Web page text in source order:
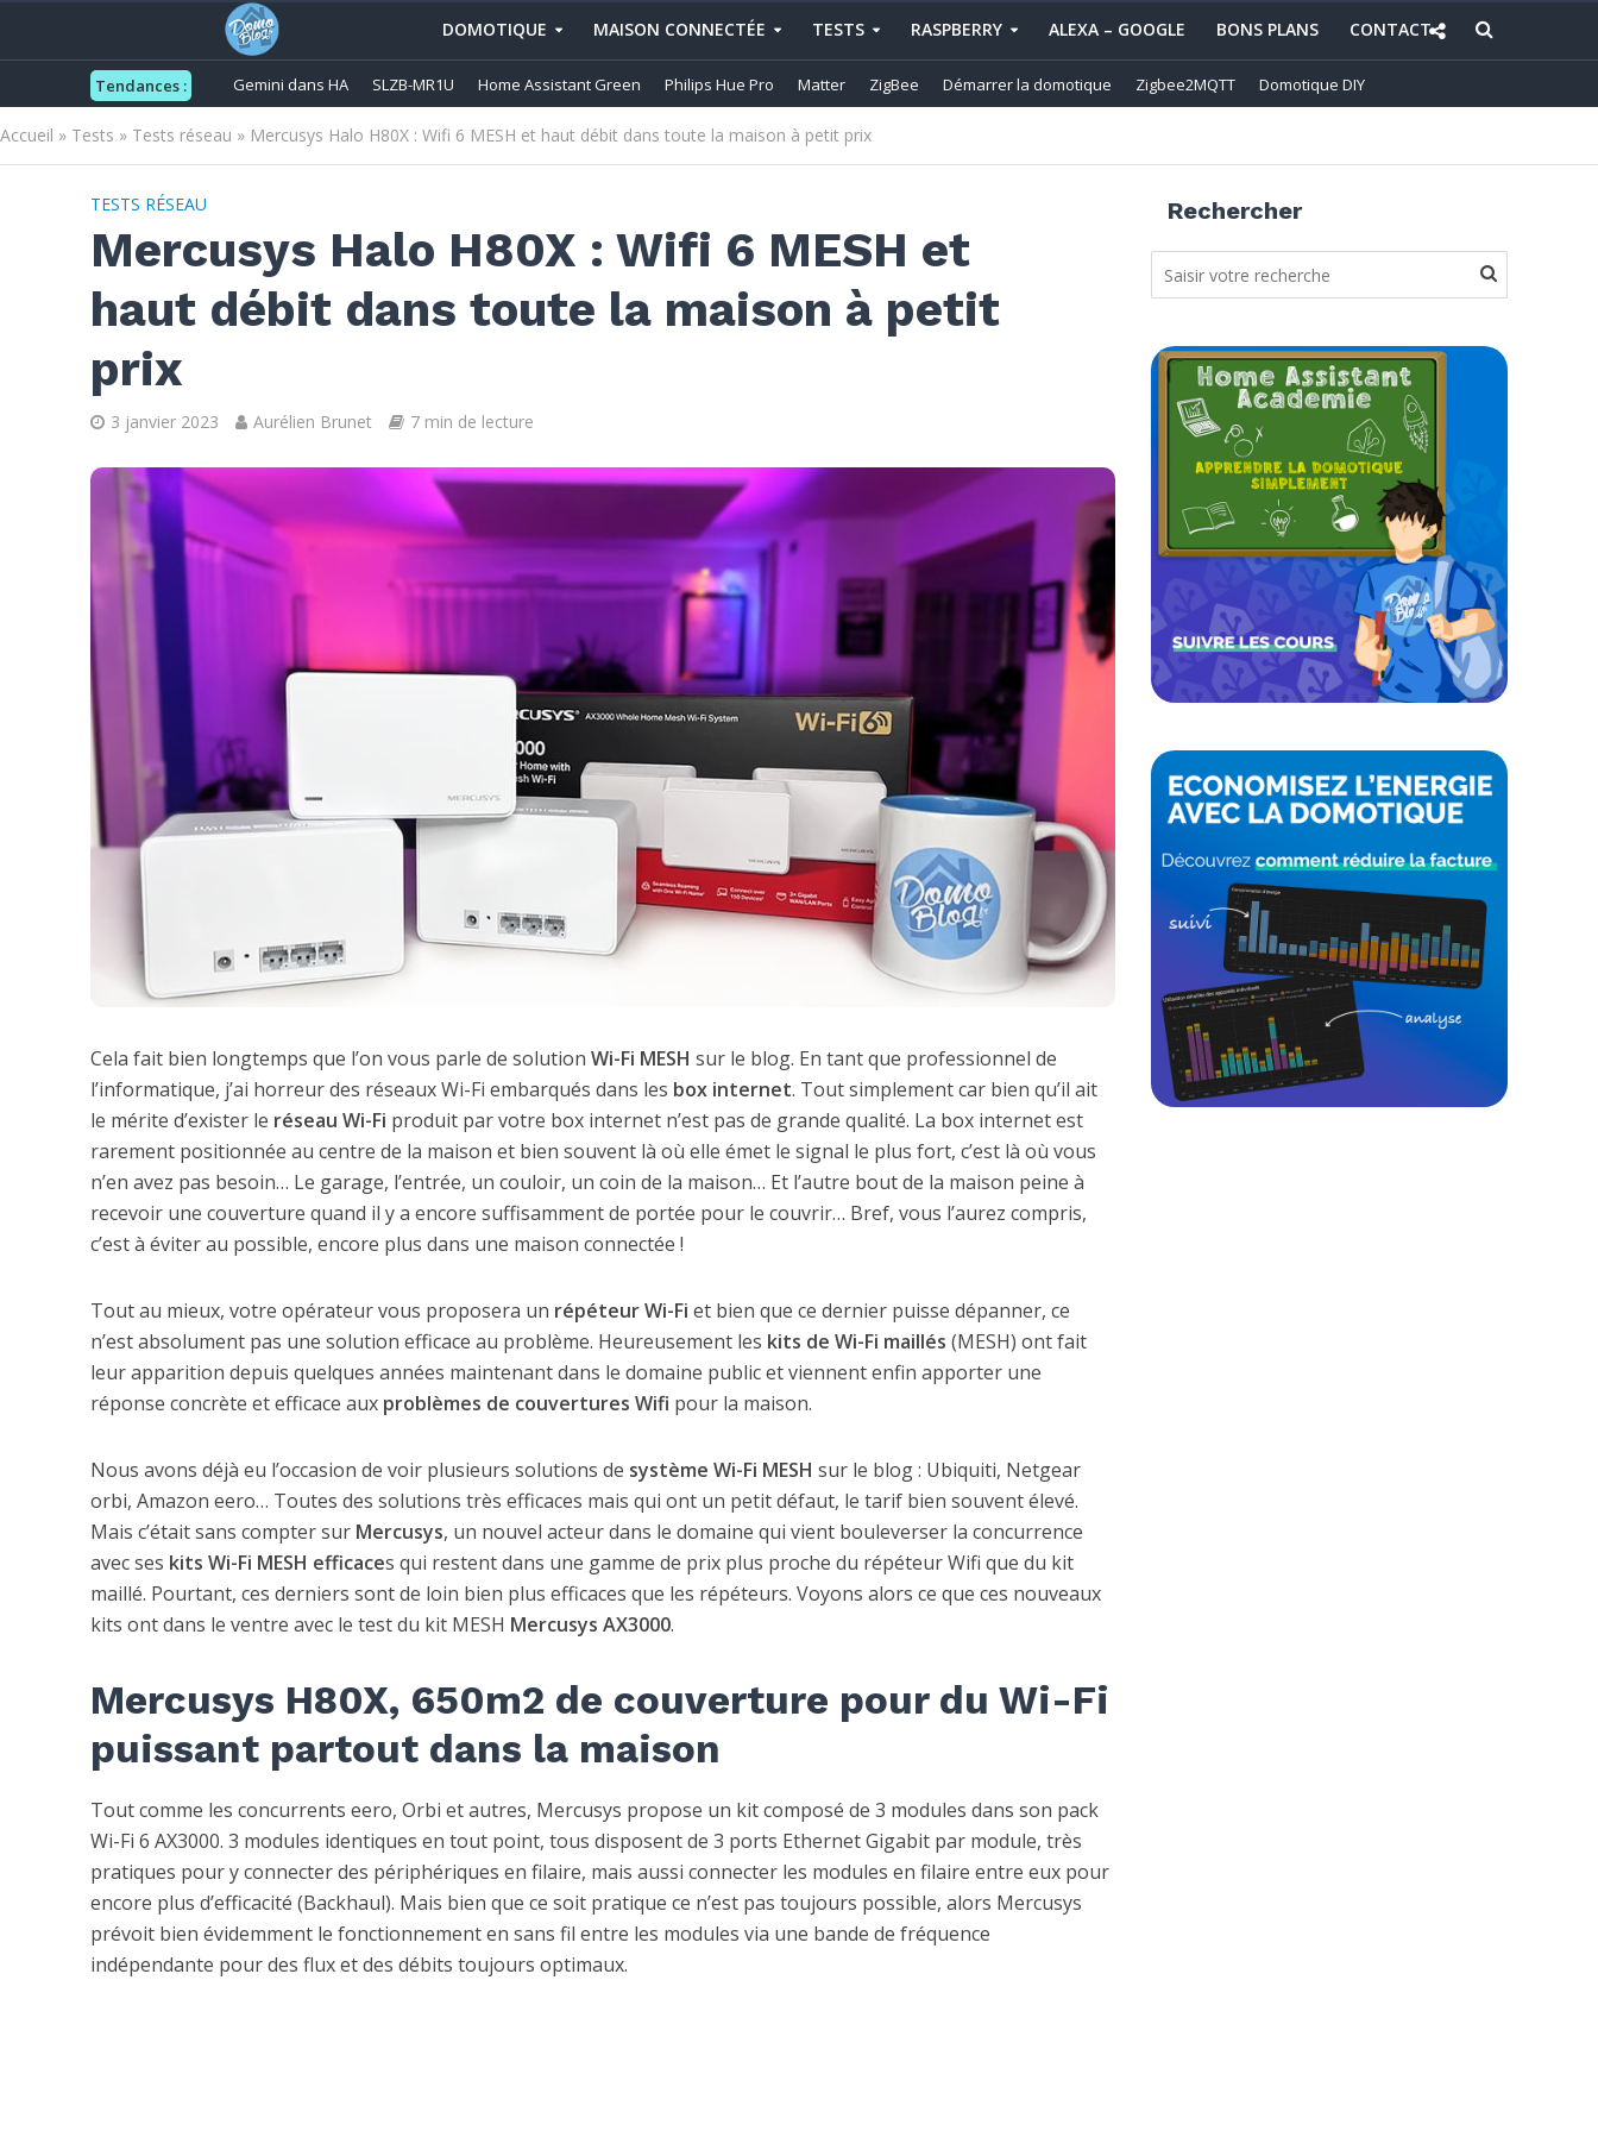
DOMOTIQUE MAISON CONNECTÉE TESTS RASPBERRY ALEXA – GOOGLE BONS PLANS CONTACT
Tendances : Gemini dans HA SLZB-MR1U Home Assistant Green Philips Hue Pro Matter ZigBee Démarrer la domotique Zigbee2MQTT Domotique DIY
Accueil » Tests » Tests réseau » Mercusys Halo H80X : Wifi 6 MESH et haut débit dans toute la maison à petit prix
TESTS RÉSEAU
Mercusys Halo H80X : Wifi 6 MESH et
haut débit dans toute la maison à petit
prix
3 janvier 2023 Aurélien Brunet 7 min de lecture
Cela fait bien longtemps que l’on vous parle de solution Wi-Fi MESH sur le blog. En tant que professionnel de
l’informatique, j’ai horreur des réseaux Wi-Fi embarqués dans les box internet. Tout simplement car bien qu’il ait
le mérite d’exister le réseau Wi-Fi produit par votre box internet n’est pas de grande qualité. La box internet est
rarement positionnée au centre de la maison et bien souvent là où elle émet le signal le plus fort, c’est là où vous
n’en avez pas besoin… Le garage, l’entrée, un couloir, un coin de la maison… Et l’autre bout de la maison peine à
recevoir une couverture quand il y a encore suffisamment de portée pour le couvrir… Bref, vous l’aurez compris,
c’est à éviter au possible, encore plus dans une maison connectée !
Tout au mieux, votre opérateur vous proposera un répéteur Wi-Fi et bien que ce dernier puisse dépanner, ce
n’est absolument pas une solution efficace au problème. Heureusement les kits de Wi-Fi maillés (MESH) ont fait
leur apparition depuis quelques années maintenant dans le domaine public et viennent enfin apporter une
réponse concrète et efficace aux problèmes de couvertures Wifi pour la maison.
Nous avons déjà eu l’occasion de voir plusieurs solutions de système Wi-Fi MESH sur le blog : Ubiquiti, Netgear
orbi, Amazon eero… Toutes des solutions très efficaces mais qui ont un petit défaut, le tarif bien souvent élevé.
Mais c’était sans compter sur Mercusys, un nouvel acteur dans le domaine qui vient bouleverser la concurrence
avec ses kits Wi-Fi MESH efficaces qui restent dans une gamme de prix plus proche du répéteur Wifi que du kit
maillé. Pourtant, ces derniers sont de loin bien plus efficaces que les répéteurs. Voyons alors ce que ces nouveaux
kits ont dans le ventre avec le test du kit MESH Mercusys AX3000.
Mercusys H80X, 650m2 de couverture pour du Wi-Fi
puissant partout dans la maison
Tout comme les concurrents eero, Orbi et autres, Mercusys propose un kit composé de 3 modules dans son pack
Wi-Fi 6 AX3000. 3 modules identiques en tout point, tous disposent de 3 ports Ethernet Gigabit par module, très
pratiques pour y connecter des périphériques en filaire, mais aussi connecter les modules en filaire entre eux pour
encore plus d’efficacité (Backhaul). Mais bien que ce soit pratique ce n’est pas toujours possible, alors Mercusys
prévoit bien évidemment le fonctionnement en sans fil entre les modules via une bande de fréquence
indépendante pour des flux et des débits toujours optimaux.
Rechercher